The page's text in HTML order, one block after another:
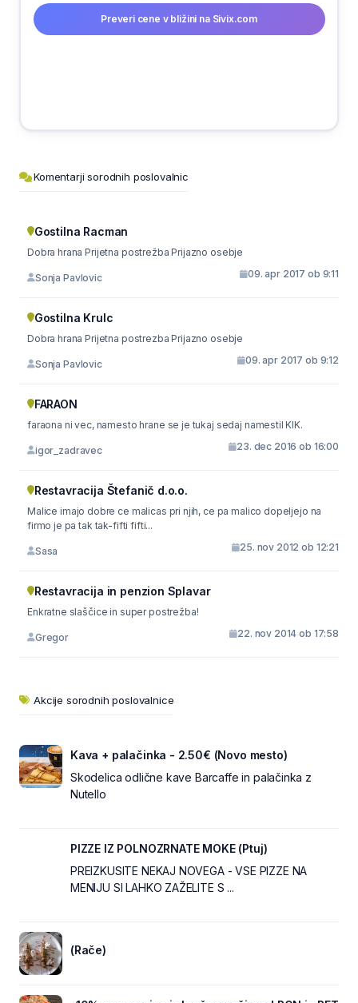
Preveri cene v bližini na Sivix.com
Komentarji sorodnih poslovalnic
Gostilna Racman
Dobra hrana Prijetna postrežba Prijazno osebje
Sonja Pavlovic 09. apr 2017 ob 9:11
Gostilna Krulc
Dobra hrana Prijetna postrezba Prijazno osebje
Sonja Pavlovic 09. apr 2017 ob 9:12
FARAON
faraona ni vec, namesto hrane se je tukaj sedaj namestil KIK.
igor_zadravec 23. dec 2016 ob 16:00
Restavracija Štefanič d.o.o.
Malice imajo dobre ce malicas pri njih, ce pa malico dopeljejo na
firmo je pa tak tak-fifti fifti...
Sasa 25. nov 2012 ob 12:21
Restavracija in penzion Splavar
Enkratne slaščice in super postrežba!
Gregor 22. nov 2014 ob 17:58
Akcije sorodnih poslovalnice
Kava + palačinka - 2.50€ (Novo mesto)
Skodelica odlične kave Barcaffe in palačinka z
Nutello
PIZZE IZ POLNOZRNATE MOKE (Ptuj)
PREIZKUSITE NEKAJ NOVEGA - VSE PIZZE NA
MENIJU SI LAHKO ZAŽELITE S ...
(Rače)